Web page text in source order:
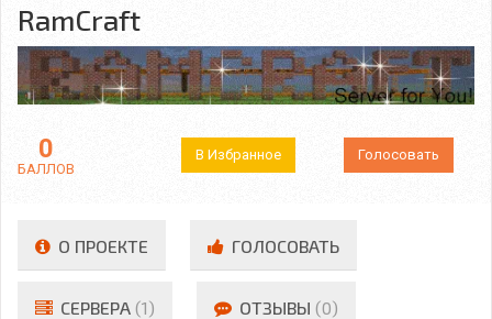
RamCraft
0
БАЛЛОВ
В Избранное Голосовать
О ПРОЕКТЕ ГОЛОСОВАТЬ
СЕРВЕРА (1) ОТЗЫВЫ (0)